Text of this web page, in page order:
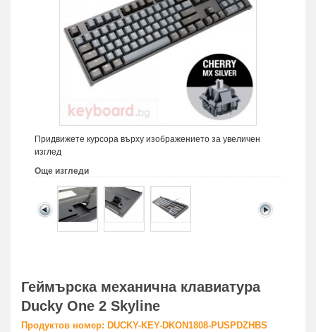
Придвижете курсора върху изображението за увеличен
изглед
Още изгледи
Геймърскa механична клавиатура
Ducky One 2 Skyline
Продуктов номер: DUCKY-KEY-DKON1808-PUSPDZHBS